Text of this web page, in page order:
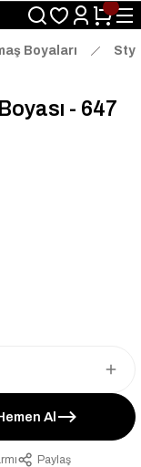
İndirim Fırsatını
Boyaları
- 647
Al
Paylaş